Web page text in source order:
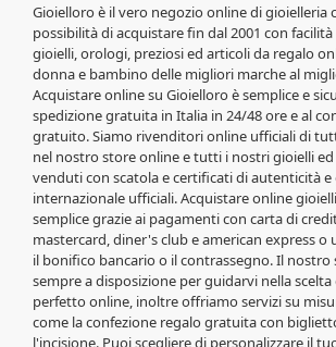
Gioielloro è il vero negozio online di gioielleria
possibilità di acquistare fin dal 2001 con facilità
gioielli, orologi, preziosi ed articoli da regalo
donna e bambino delle migliori marche al
Acquistare online su Gioielloro è semplice e
spedizione gratuita in Italia in 24/48 ore e al
gratuito. Siamo rivenditori online ufficiali di
nel nostro store online e tutti i nostri gioielli
venduti con scatola e certificati di autenticità e
internazionale ufficiali. Acquistare online
semplice grazie ai pagamenti con carta di
mastercard, diner's club e american express o
il bonifico bancario o il contrassegno. Il nostro
sempre a disposizione per guidarvi nella
perfetto online, inoltre offriamo servizi su
come la confezione regalo gratuita con
l'incisione. Puoi scegliere di personalizzare il